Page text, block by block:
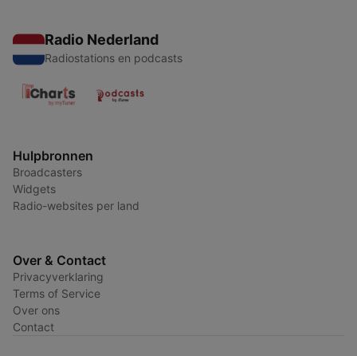
Radio Nederland
Radiostations en podcasts
Hulpbronnen
Broadcasters
Widgets
Radio-websites per land
Over & Contact
Privacyverklaring
Terms of Service
Over ons
Contact